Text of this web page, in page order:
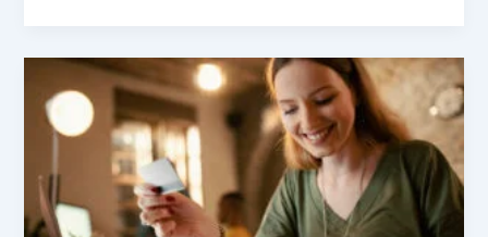
Descomplicando
o
Empréstimo
Online:
Um
Guia